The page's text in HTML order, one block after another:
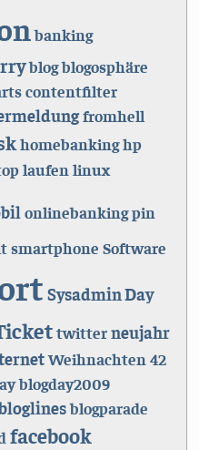
banking
blogblogosphäre
contentfilter
fromhell
homebankinghp
laufen linux
onlinebankingpin
smartphone Software
Sysadmin Day
twitterneujahr
Weihnachten 42
blogday2009
blogparade
facebook